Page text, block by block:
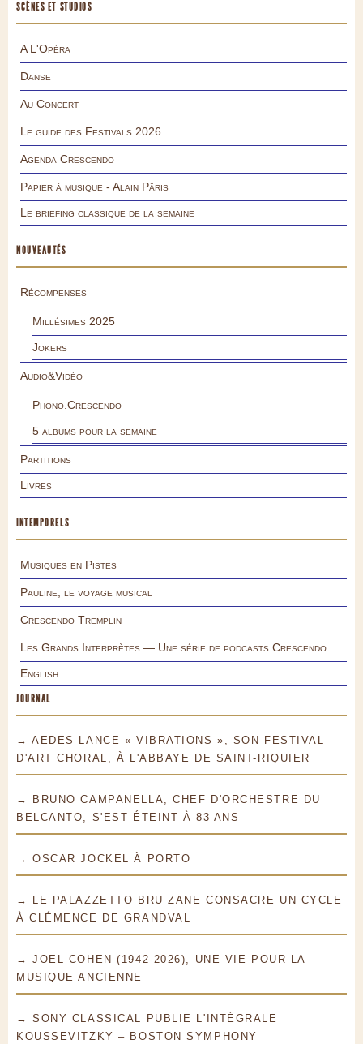
SCÈNES ET STUDIOS
A L'Opéra
Danse
Au Concert
Le guide des Festivals 2026
Agenda Crescendo
Papier à musique - Alain Pâris
Le briefing classique de la semaine
NOUVEAUTÉS
Récompenses
Millésimes 2025
Jokers
Audio&Vidéo
Phono.Crescendo
5 albums pour la semaine
Partitions
Livres
INTEMPORELS
Musiques en Pistes
Pauline, le voyage musical
Crescendo Tremplin
Les Grands Interprètes — Une série de podcasts Crescendo
English
JOURNAL
→ AEDES LANCE « VIBRATIONS », SON FESTIVAL
D'ART CHORAL, À L'ABBAYE DE SAINT-RIQUIER
→ BRUNO CAMPANELLA, CHEF D'ORCHESTRE DU
BELCANTO, S'EST ÉTEINT À 83 ANS
→ OSCAR JOCKEL À PORTO
→ LE PALAZZETTO BRU ZANE CONSACRE UN CYCLE
À CLÉMENCE DE GRANDVAL
→ JOEL COHEN (1942-2026), UNE VIE POUR LA
MUSIQUE ANCIENNE
→ SONY CLASSICAL PUBLIE L'INTÉGRALE
KOUSSEVITZKY – BOSTON SYMPHONY